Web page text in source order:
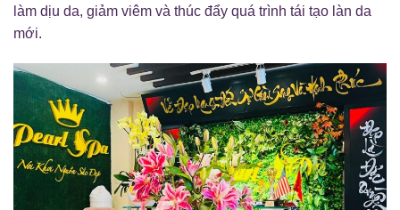
làm dịu da, giảm viêm và thúc đẩy quá trình tái tạo làn da
mới.